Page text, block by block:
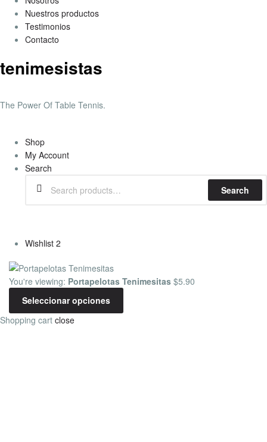
Nuestros productos
Testimonios
Contacto
tenimesistas
The Power Of Table Tennis.
Shop
My Account
Search
Search
Wishlist 2
You're viewing: Portapelotas Tenimesitas $5.90
Seleccionar opciones
Shopping cart close